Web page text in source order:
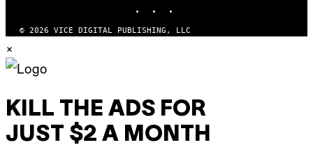
© 2026 VICE DIGITAL PUBLISHING, LLC
×
KILL THE ADS FOR
JUST $2 A MONTH